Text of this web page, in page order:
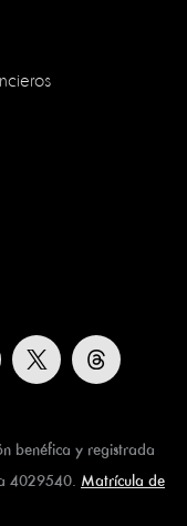
benéfica y registrada
4029540. Matrícula de